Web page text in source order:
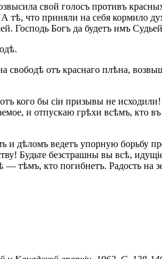
свой голосъ противъ
что приняли на себя кормило
Господь Богъ да будетъ имъ
свободѣ отъ краснаго плѣна,
кого бы сіи призывы не
и отпускаю грѣхи всѣмъ, кто въ
и дѣломъ ведетъ упорную борьбу
Будьте безстрашны вы всѣ,
тѣмъ, кто погибнетъ. Радость на